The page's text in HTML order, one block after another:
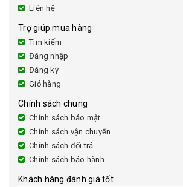
Liên hệ
Trợ giúp mua hàng
Tìm kiếm
Đăng nhập
Đăng ký
Giỏ hàng
Chính sách chung
Chính sách bảo mật
Chính sách vận chuyển
Chính sách đổi trả
Chính sách bảo hành
Khách hàng đánh giá tốt